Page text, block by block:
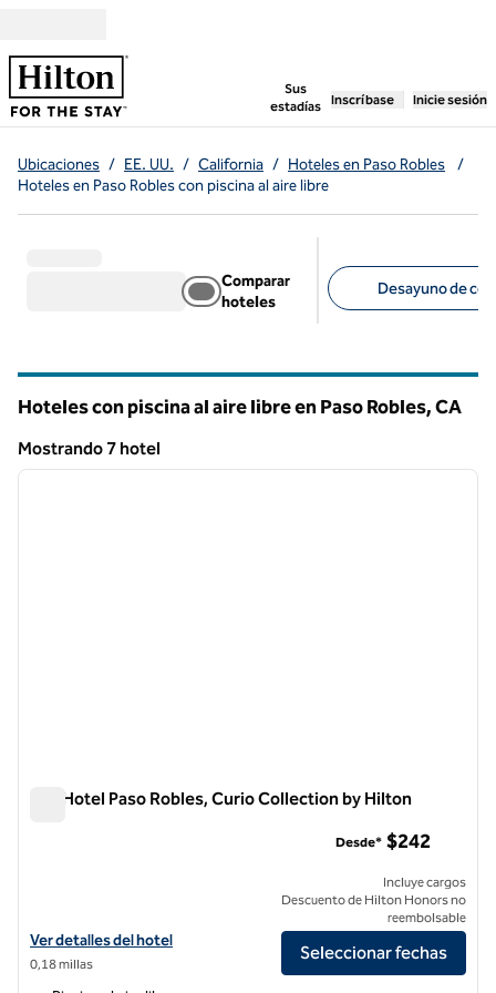
Sus
estadías
, abre una pestaña
Inscríbase Inicie sesión
Ubicaciones / EE. UU. / California / Hoteles en Paso Robles
/
Hoteles en Paso Robles con piscina al aire libre
Comparar
hoteles
Desayuno de
Hoteles con piscina al aire libre en Paso Robles,CA
Mostrando 7 hotel
Mostrando 7 hotel
1 de 12
Ava Hotel Paso Robles, Curio Collection by Hilton
Ver detalles del hotel The Ava Hotel Paso Robles, Curio Collection by
Ver detalles del hotel
0,18 millas
Desde* $242
Incluye cargos
Descuento de Hilton Honors no
reembolsable
Seleccionar fechas